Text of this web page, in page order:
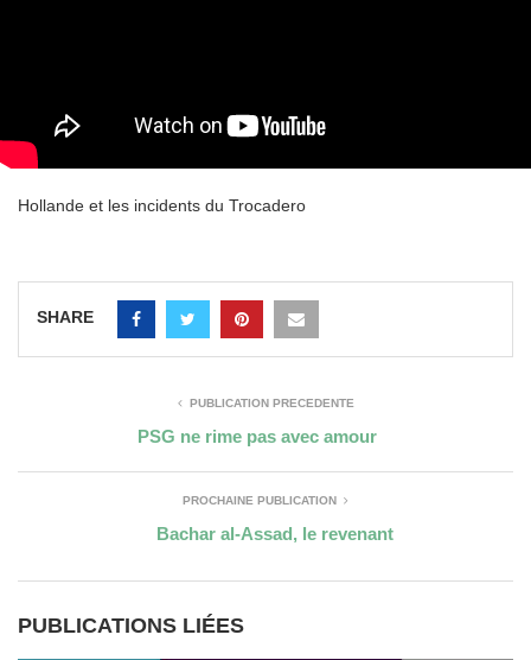
Hollande et les incidents du Trocadero
SHARE
PUBLICATION PRÉCÉDENTE
PSG ne rime pas avec amour
PROCHAINE PUBLICATION
Bachar al-Assad, le revenant
PUBLICATIONS LIÉES